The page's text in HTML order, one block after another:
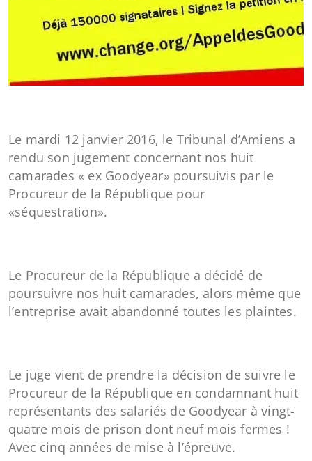
Le mardi 12 janvier 2016, le Tribunal d’Amiens a
rendu son jugement concernant nos huit
camarades « ex Goodyear» poursuivis par le
Procureur de la République pour
«séquestration».
Le Procureur de la République a décidé de
poursuivre nos huit camarades, alors même que
l’entreprise avait abandonné toutes les plaintes.
Le juge vient de prendre la décision de suivre le
Procureur de la République en condamnant huit
représentants des salariés de Goodyear à vingt-
quatre mois de prison dont neuf mois fermes !
Avec cinq années de mise à l’épreuve.